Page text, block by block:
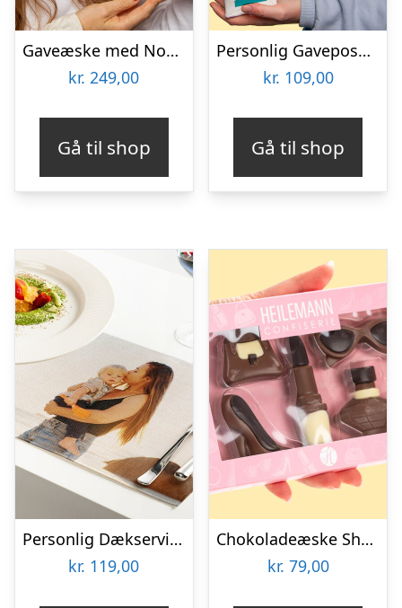
Gaveæske med Nougat – Niederegger
kr. 249,00
Gå til shop
Personlig Gavepose til vin med Tekst
kr. 109,00
Gå til shop
Personlig Dækserviet med Billede
kr. 119,00
Chokoladeæske Shopping
kr. 79,00